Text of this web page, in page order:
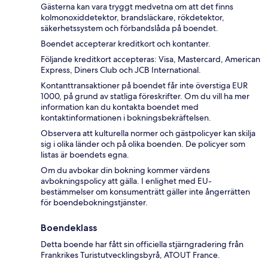
Gästerna kan vara tryggt medvetna om att det finns
kolmonoxiddetektor, brandsläckare, rökdetektor,
säkerhetssystem och förbandslåda på boendet.
Boendet accepterar kreditkort och kontanter.
Följande kreditkort accepteras: Visa, Mastercard, American
Express, Diners Club och JCB International.
Kontanttransaktioner på boendet får inte överstiga EUR
1000, på grund av statliga föreskrifter. Om du vill ha mer
information kan du kontakta boendet med
kontaktinformationen i bokningsbekräftelsen.
Observera att kulturella normer och gästpolicyer kan skilja
sig i olika länder och på olika boenden. De policyer som
listas är boendets egna.
Om du avbokar din bokning kommer värdens
avbokningspolicy att gälla. I enlighet med EU-
bestämmelser om konsumenträtt gäller inte ångerrätten
för boendebokningstjänster.
Boendeklass
Detta boende har fått sin officiella stjärngradering från
Frankrikes Turistutvecklingsbyrå, ATOUT France.